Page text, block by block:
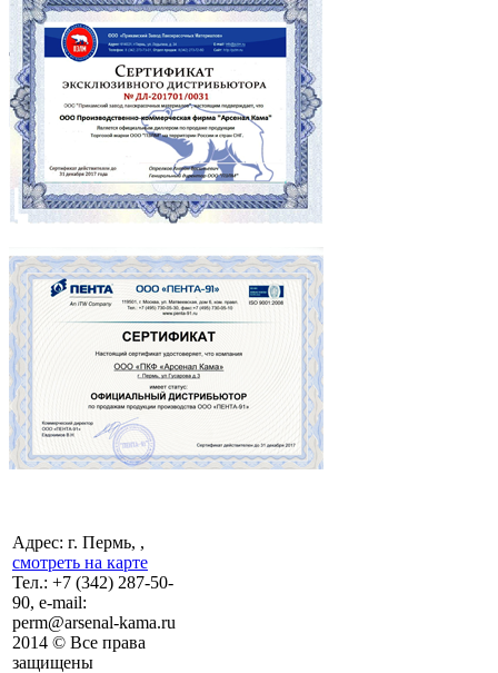
Адрес: г. Пермь, ,
смотреть на карте
Тел.: +7 (342) 287-50-
90, e-mail:
perm@arsenal-kama.ru
2014 © Все права
защищены